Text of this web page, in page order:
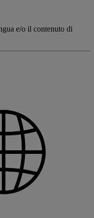
e/o il contenuto di